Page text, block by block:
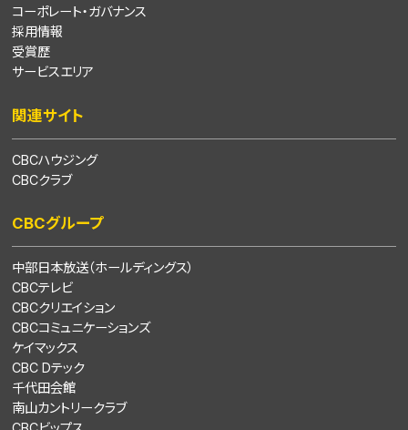
コーポレート・ガバナンス
採用情報
受賞歴
サービスエリア
関連サイト
CBCハウジング
CBCクラブ
CBCグループ
中部日本放送（ホールディングス）
CBCテレビ
CBCクリエイション
CBCコミュニケーションズ
ケイマックス
CBC Dテック
千代田会館
南山カントリークラブ